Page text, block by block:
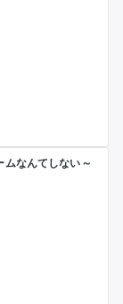
なんてしない～